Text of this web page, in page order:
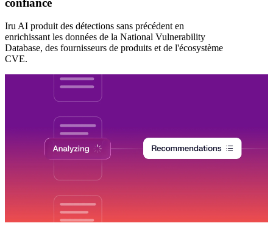
Iru AI produit des détections sans précédent en
enrichissant les données de la National Vulnerability
Database, des fournisseurs de produits et de l'écosystème
CVE.